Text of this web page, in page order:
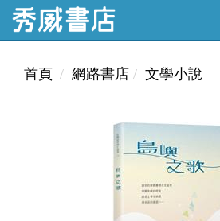
首頁 網路書店 文學小說